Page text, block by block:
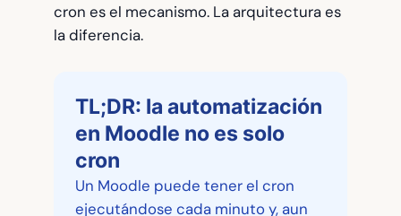
cron es el mecanismo. La arquitectura es
la diferencia.
TL;DR: la automatización
en Moodle no es solo
cron
Un Moodle puede tener el cron
ejecutándose cada minuto y, aun